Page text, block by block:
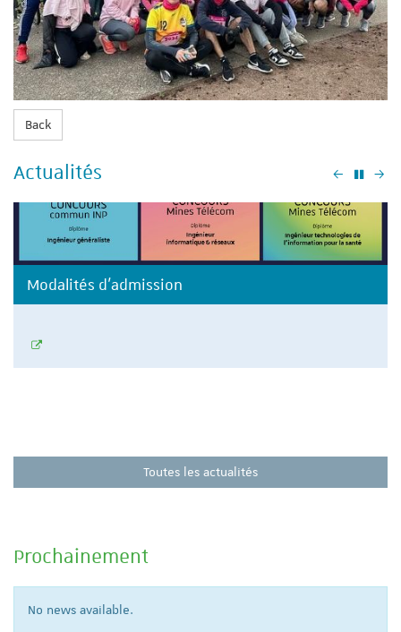
Back
Actualités Précédent
Modalités d'admission
Toutes les actualités
Prochainement
No news available.